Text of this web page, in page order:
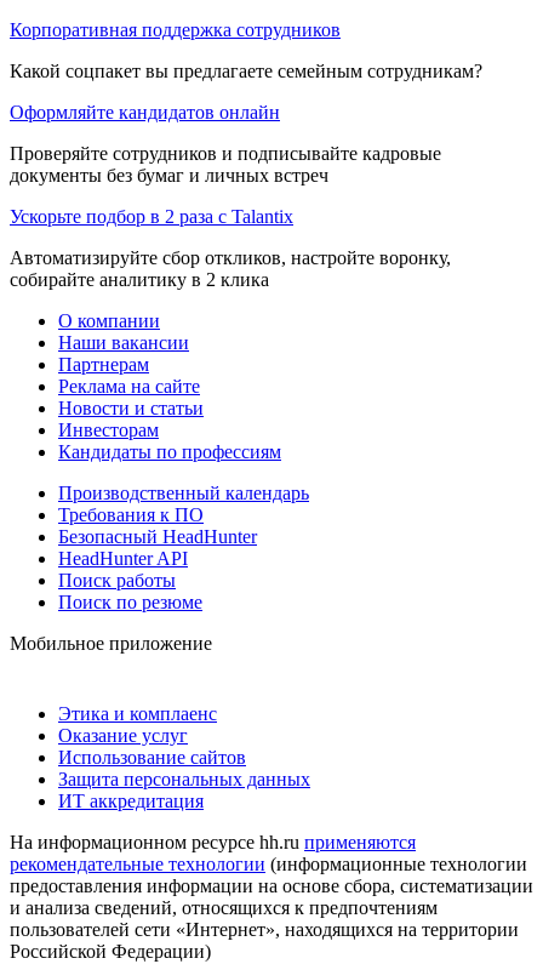
Корпоративная поддержка сотрудников
Какой соцпакет вы предлагаете семейным сотрудникам?
Оформляйте кандидатов онлайн
Проверяйте сотрудников и подписывайте кадровые
документы без бумаг и личных встреч
Ускорьте подбор в 2 раза с Talantix
Автоматизируйте сбор откликов, настройте воронку,
собирайте аналитику в 2 клика
О компании
Наши вакансии
Партнерам
Реклама на сайте
Новости и статьи
Инвесторам
Кандидаты по профессиям
Производственный календарь
Требования к ПО
Безопасный HeadHunter
HeadHunter API
Поиск работы
Поиск по резюме
Мобильное приложение
Этика и комплаенс
Оказание услуг
Использование сайтов
Защита персональных данных
ИТ аккредитация
На информационном ресурсе hh.ru применяются
рекомендательные технологии (информационные технологии
предоставления информации на основе сбора, систематизации
и анализа сведений, относящихся к предпочтениям
пользователей сети «Интернет», находящихся на территории
Российской Федерации)